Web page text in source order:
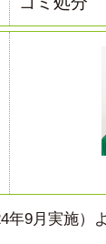
9月実施）